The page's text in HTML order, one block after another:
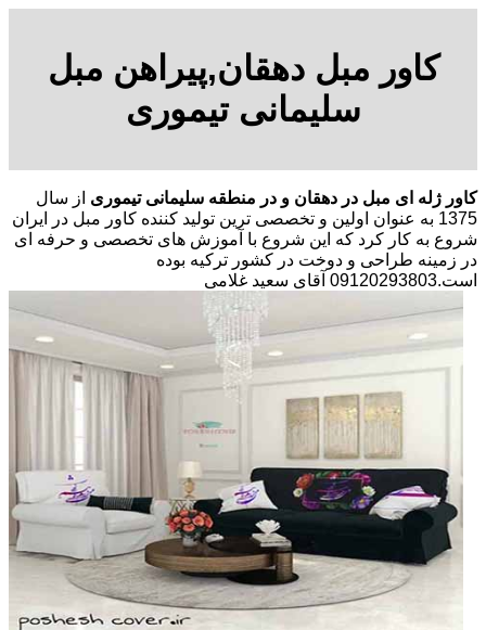
کاور مبل دهقان,پیراهن مبل
سلیمانی تیموری
کاور ژله ای مبل در دهقان و در منطقه سلیمانی تیموری از سال
1375 به عنوان اولین و تخصصی ترین تولید کننده کاور مبل در ایران
شروع به کار کرد که این شروع با آموزش های تخصصی و حرفه ای
در زمینه طراحی و دوخت در کشور ترکیه بوده
است.09120293803 آقای سعید غلامی